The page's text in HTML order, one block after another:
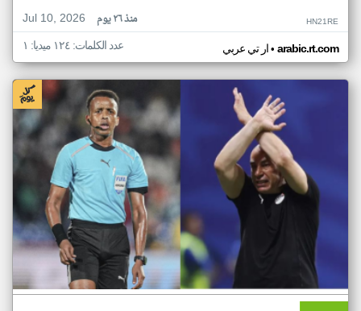
Jul 10, 2026
منذ ٢٦ يوم HN21RE
ار تي عربي• arabic.rt.com عدد الكلمات: ١٢٤ ميديا: ١